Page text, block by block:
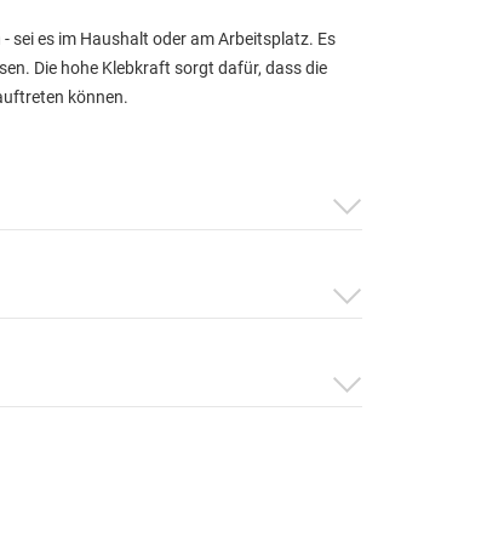
sei es im Haushalt oder am Arbeitsplatz. Es
Die hohe Klebkraft sorgt dafür, dass die
können.